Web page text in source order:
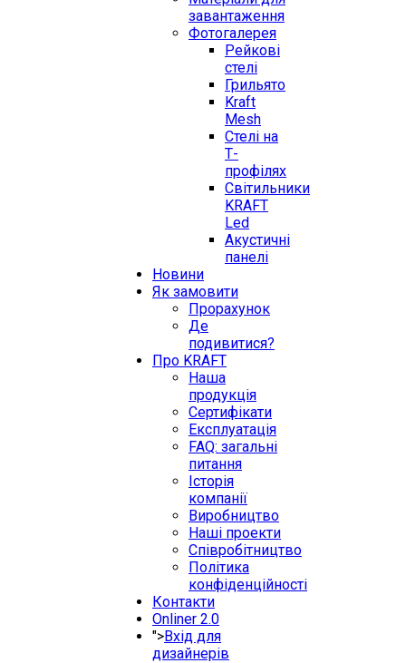
завантаження
Фотогалерея
Рейкові
стелі
Грильято
Kraft
Mesh
Стелі на
Т-
профілях
Світильники
KRAFT
Led
Акустичні
панелі
Новини
Як замовити
Прорахунок
Де
подивитися?
Про KRAFT
Наша
продукція
Сертифікати
Експлуатація
FAQ: загальні
питання
Історія
компанії
Виробництво
Наші проекти
Співробітництво
Політика
конфіденційності
Контакти
Onliner 2.0
">Вхід для
дизайнерів